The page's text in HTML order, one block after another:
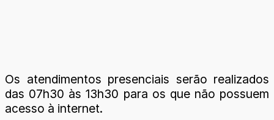
Os atendimentos presenciais serão realizados
das 07h30 às 13h30 para os que não possuem
acesso à internet.